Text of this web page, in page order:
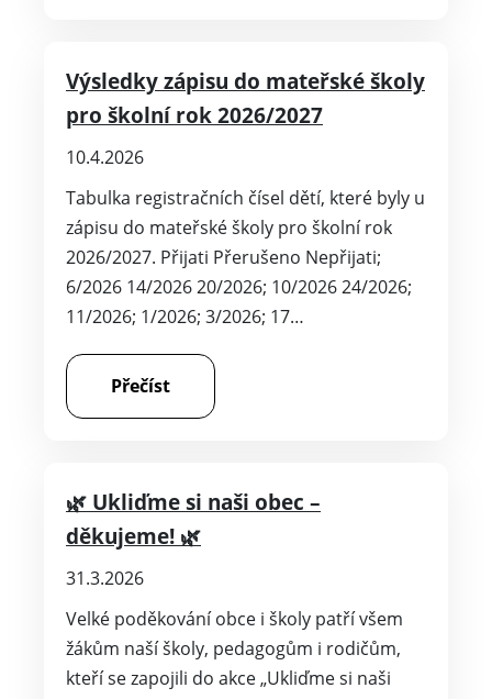
Výsledky zápisu do mateřské školy
pro školní rok 2026/2027
10.4.2026
Tabulka registračních čísel dětí, které byly u
zápisu do mateřské školy pro školní rok
2026/2027. Přijati Přerušeno Nepřijati;
6/2026 14/2026 20/2026; 10/2026 24/2026;
11/2026; 1/2026; 3/2026; 17…
Přečíst
🌿 Ukliďme si naši obec –
děkujeme! 🌿
31.3.2026
Velké poděkování obce i školy patří všem
žákům naší školy, pedagogům i rodičům,
kteří se zapojili do akce „Ukliďme si naši